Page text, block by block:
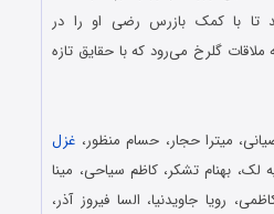
تا با کمک بازرس رضی او را در
گلرخ می‌رود که با حقایق تازه
میترا حجار، حسام منظور، غزل
لک، بهنام تشکر، کاظم سیاحی، مینا
رویا جاویدنیا، السا فیروز آذر،